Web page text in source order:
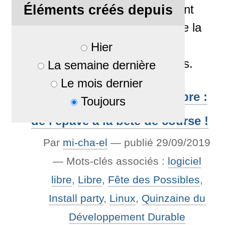
Éléments créés depuis
Hier
La semaine dernière
Le mois dernier
Toujours
de lancer un financement
participatif pour permettre la
création d'une version
internationale en anglais.
Install-Party du 22 septembre :
de l'épave à la bête de course !
Par mi-cha-el — publié 29/09/2019
— Mots-clés associés : logiciel
libre, Libre, Fête des Possibles,
Install party, Linux, Quinzaine du
Développement Durable